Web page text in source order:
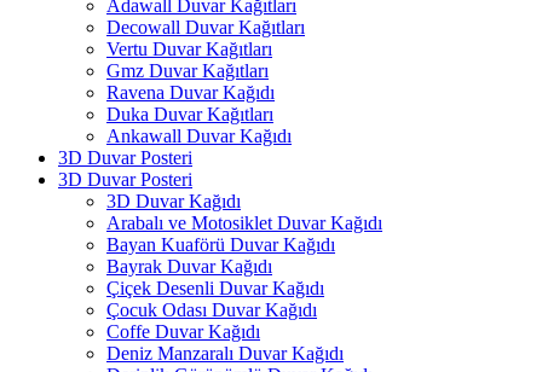
Adawall Duvar Kağıtları
Decowall Duvar Kağıtları
Vertu Duvar Kağıtları
Gmz Duvar Kağıtları
Ravena Duvar Kağıdı
Duka Duvar Kağıtları
Ankawall Duvar Kağıdı
3D Duvar Posteri
3D Duvar Posteri
3D Duvar Kağıdı
Arabalı ve Motosiklet Duvar Kağıdı
Bayan Kuaförü Duvar Kağıdı
Bayrak Duvar Kağıdı
Çiçek Desenli Duvar Kağıdı
Çocuk Odası Duvar Kağıdı
Coffe Duvar Kağıdı
Deniz Manzaralı Duvar Kağıdı